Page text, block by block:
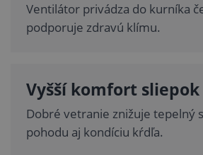
Ventilátor privádza do kurníka
podporuje zdravú klímu.
Vyšší komfort sliepok
Dobré vetranie znižuje tepelný
pohodu aj kondíciu kŕdľa.